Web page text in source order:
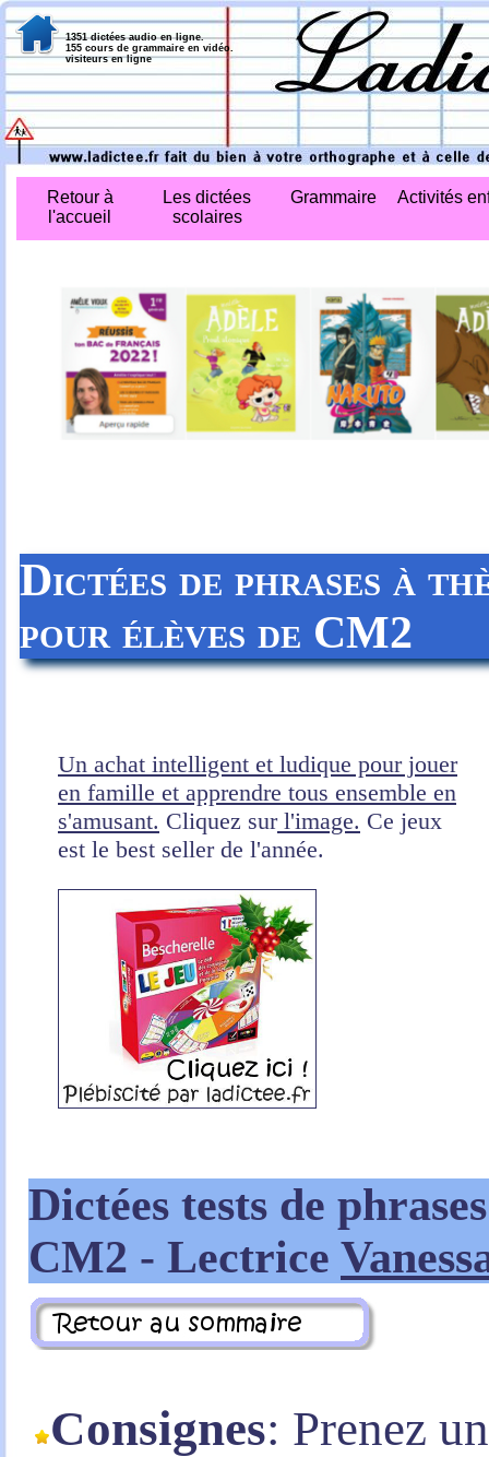
Dictées de phrases à
pour élèves de CM2
Un achat intelligent et ludique pour jouer
en famille et apprendre tous ensemble en
s'amusant. Cliquez surl'image. Ce jeux
est le best seller de l'année.
Dictées tests de
CM2 - Lectrice
Consignes: Prenez